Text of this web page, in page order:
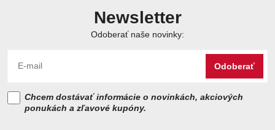
Newsletter
Odoberať naše novinky:
Odoberať
Chcem dostávať informácie o novinkách, akciových
ponukách a zľavové kupóny.